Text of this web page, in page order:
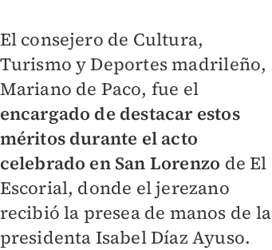
El consejero de Cultura,
Turismo y Deportes madrileño,
Mariano de Paco, fue el
encargado de destacar estos
méritos durante el acto
celebrado en San Lorenzo de El
Escorial, donde el jerezano
recibió la presea de manos de la
presidenta Isabel Díaz Ayuso.